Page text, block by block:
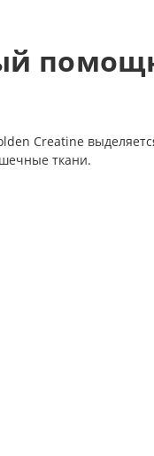
Creatine
ткани.